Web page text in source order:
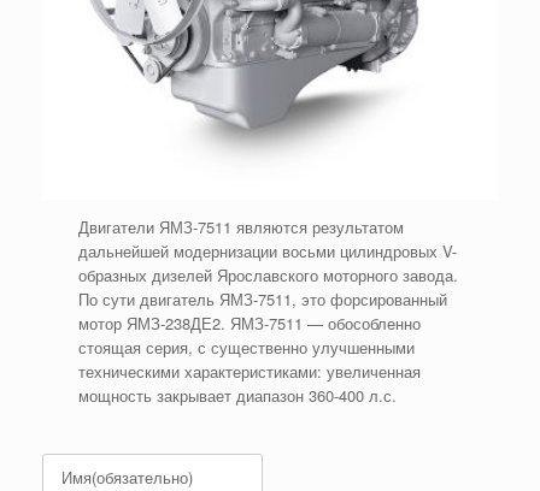
Двигатели ЯМЗ-7511 являются результатом
дальнейшей модернизации восьми цилиндровых V-
образных дизелей Ярославского моторного завода.
По сути двигатель ЯМЗ-7511, это форсированный
мотор ЯМЗ-238ДЕ2. ЯМЗ-7511 — обособленно
стоящая серия, с существенно улучшенными
техническими характеристиками: увеличенная
мощность закрывает диапазон 360-400 л.с.
Имя(обязательно)